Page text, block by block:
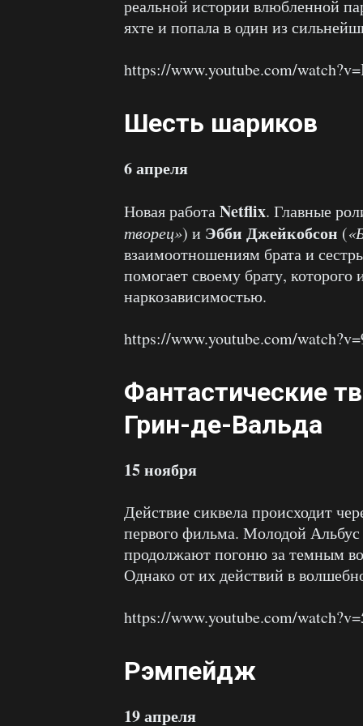
реальной истории влюбленной
яхте и попала в один из
https://www.youtube.com/
Шесть шариков
6 апреля
Новая работаNetflix. Главные
творец») и Эбби Джейкобсон (
взаимоотношениям брата и
помогает своему брату, которого
наркозависимостью.
https://www.youtube.com/
Фантастические
Грин-де-Вальда
15 ноября
Действие сиквела происходит
первого фильма. Молодой
продолжают погоню за темным
Однако от их действий в
https://www.youtube.com/
Рэмпейдж
19 апреля